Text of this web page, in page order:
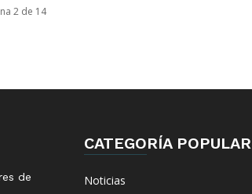
2 de 14
de
CATEGORÍA POPULAR
Noticias